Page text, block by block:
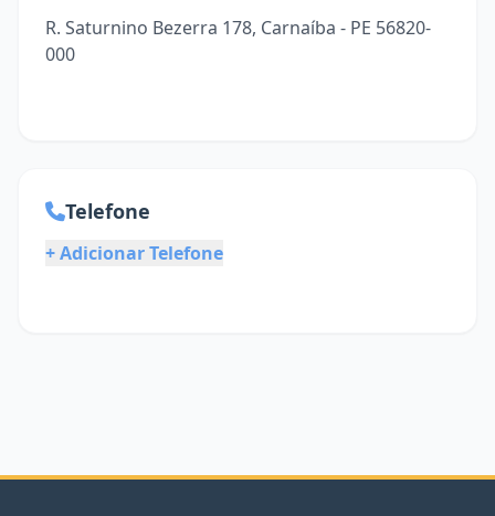
R. Saturnino Bezerra 178, Carnaíba - PE 56820-
000
Telefone
+ Adicionar Telefone